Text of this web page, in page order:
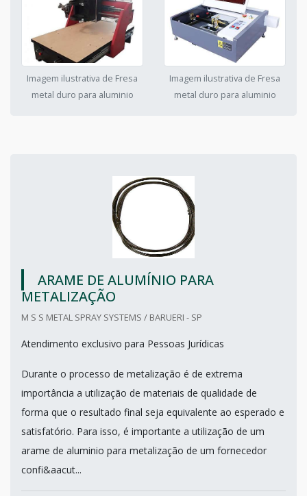
Imagem ilustrativa de Fresa
metal duro para aluminio
Imagem ilustrativa de Fresa
metal duro para aluminio
ARAME DE ALUMÍNIO PARA
METALIZAÇÃO
M S S METAL SPRAY SYSTEMS / BARUERI - SP
Atendimento exclusivo para Pessoas Jurídicas
Durante o processo de metalização é de extrema
importância a utilização de materiais de qualidade de
forma que o resultado final seja equivalente ao esperado e
satisfatório. Para isso, é importante a utilização de um
arame de aluminio para metalização de um fornecedor
confi&aacut...